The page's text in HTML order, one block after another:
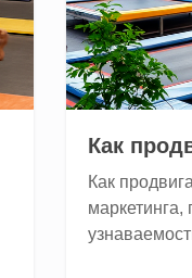
Как
Как